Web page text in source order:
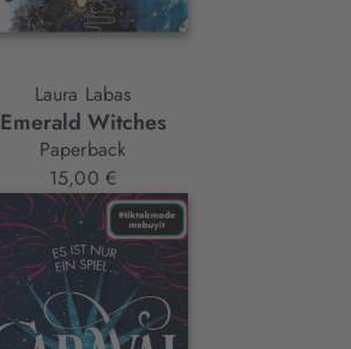
Laura Labas
Emerald Witches
Paperback
15,00 €